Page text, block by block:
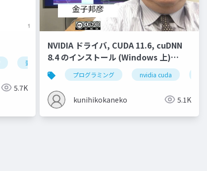
ジオメトリ 流入口 ベイク
頭部の姿勢推定 オブジェクトの姿勢推定
5.7K
NVIDIA ドライバ, CUDA 11.6, cuDNN
8.4 のインストール (Windows 上)
(2022年4月の最新版)
プログラミング nvidia cuda
kunihikokaneko 5.1K